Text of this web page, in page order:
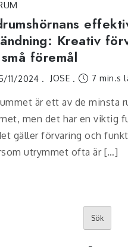
Kreativ
föremål
11/2024 JOSE 7 min.s
är ett av de minsta
men det har en viktig
gäller förvaring och
utrymmet ofta är […]
Sök